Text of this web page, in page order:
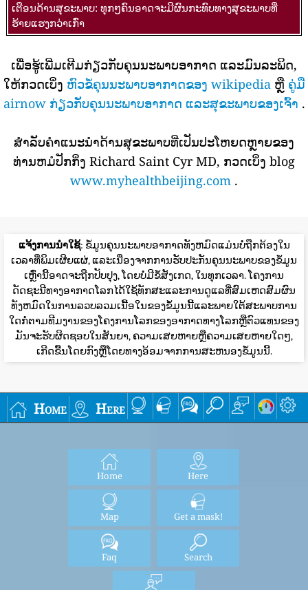
ເຕືອນດ້ານສຸຂະພາບ: ທຸກໆຄົນອາດຈະມີຜົນກະທົບທາງສຸຂະພາບທີ່
ຮ້າຍແຮງກວ່າເກົ່າ
ເພື່ອຮູ້ເພີ່ມເຕີມກ່ຽວກັບຄຸນນະພາບອາກາດ ແລະມົນລະພິດ,
ໃຫ້ກວດເບິ່ງ ຫົວຂໍ້ຄຸນນະພາບອາກາດຂອງ wikipediaຫຼື ຄູ່ມື
airnow ກ່ຽວກັບຄຸນນະພາບອາກາດ ແລະສຸຂະພາບຂອງເຈົ້າ .
ສໍາລັບຄໍາແນະນໍາດ້ານສຸຂະພາບທີ່ເປັນປະໂຫຍດຫຼາຍຂອງ
ທ່ານຫມໍປັກກິ່ງ Richard Saint Cyr MD, ກວດເບິ່ງ blog
www.myhealthbeijing.com .
ແຈ້ງການນໍາໃຊ້: ຂໍ້ມູນຄຸນນະພາບອາກາດທັງຫມົດແມ່ນບໍ່ຖືກຕ້ອງໃນ
ເວລາທີ່ພິມເຜີຍແຜ່, ແລະເນື່ອງຈາກການຮັບປະກັນຄຸນນະພາບຂອງຂໍ້ມູນ
ເຫຼົ່ານີ້ອາດຈະຖືກປັບປຸງ, ໂດຍບໍ່ມີຂໍ້ສັງເກດ, ໃນທຸກເວລາ. ໂຄງການ
ດັດຊະນີທາງອາກາດໂລກໄດ້ໃຊ້ທັກສະແລະການດູແລທີ່ສົມເຫດສົມຜົນ
ທັງຫມົດໃນການລວບລວມເນື້ອໃນຂອງຂໍ້ມູນນີ້ແລະພາຍໃຕ້ສະພາບການ
ໃດກໍ່ຕາມທີມງານຂອງໂຄງການໂລກຂອງອາກາດທາງໂລກຫຼືຕົວແທນຂອງ
ມັນຈະຮັບຜິດຊອບໃນສັນຍາ, ຄວາມເສຍຫາຍຫຼືຄວາມເສຍຫາຍໃດໆ,
ເກີດຂື້ນໂດຍກົງຫຼືໂດຍທາງອ້ອມຈາກການສະຫນອງຂໍ້ມູນນີ້.
Home Here
Home Here
Map Get a mask!
Faq Search